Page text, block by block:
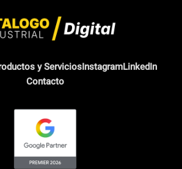
y ServiciosInstagramLinkedIn
Contacto